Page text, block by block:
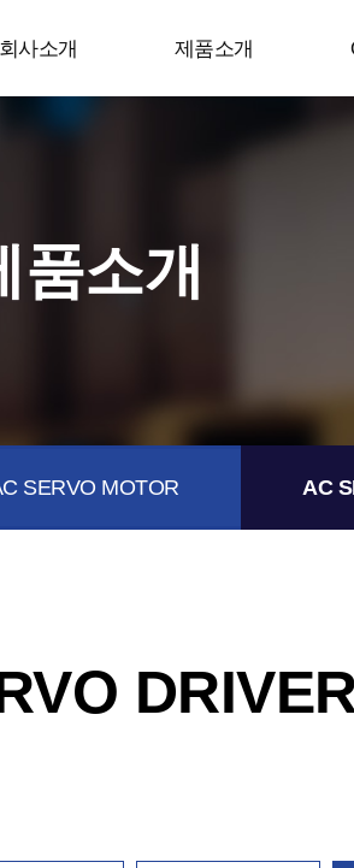
회사소개 제품소개
품소개
SERVO MOTOR AC